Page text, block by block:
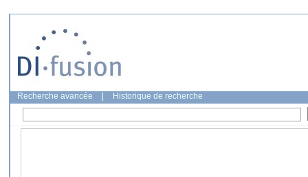
Recherche avancée Historique de recherche